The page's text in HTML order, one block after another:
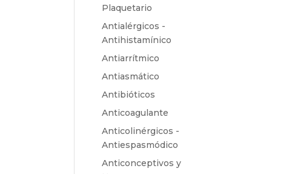
Plaquetario
Antialérgicos -
Antihistamínico
Antiarrítmico
Antiasmático
Antibióticos
Anticoagulante
Anticolinérgicos -
Antiespasmódico
Anticonceptivos y